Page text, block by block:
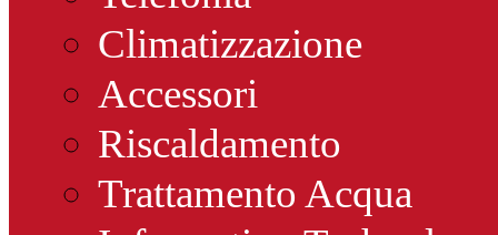
Climatizzazione
Accessori
Riscaldamento
Trattamento Acqua